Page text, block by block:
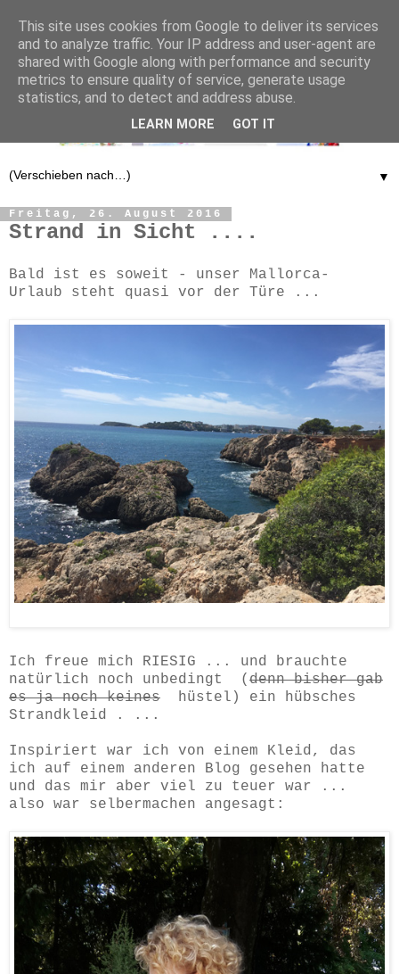
▼
Freitag, 26. August 2016
Strand in Sicht ....
Bald ist es soweit - unser Mallorca-
Urlaub steht quasi vor der Türe ...
Ich freue mich RIESIG ... und brauchte
natürlich noch unbedingt ( denn bisher gab
es ja noch keines hüstel) ein hübsches
Strandkleid . ...
Inspiriert war ich von einem Kleid, das
ich auf einem anderen Blog gesehen hatte
und das mir aber viel zu teuer war ...
also war selbermachen angesagt:
This site uses cookies from Google to deliver its services
and to analyze traffic. Your IP address and user-agent are
shared with Google along with performance and security
metrics to ensure quality of service, generate usage
statistics, and to detect and address abuse.
LEARN MORE GOT IT